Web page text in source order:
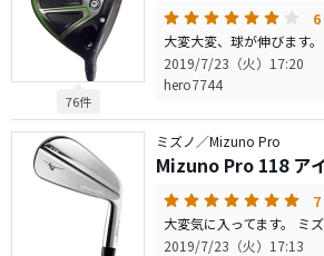
76件
6
2019/7/23（火）17:20
hero7744
ミズノ／Mizuno Pro
Mizuno Pro 118 ア
7
2019/7/23（火）17:13